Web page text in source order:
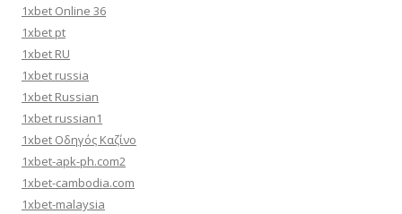
1xbet Online 36
1xbet pt
1xbet RU
1xbet russia
1xbet Russian
1xbet russian1
1xbet Οδηγός Καζίνο
1xbet-apk-ph.com2
1xbet-cambodia.com
1xbet-malaysia